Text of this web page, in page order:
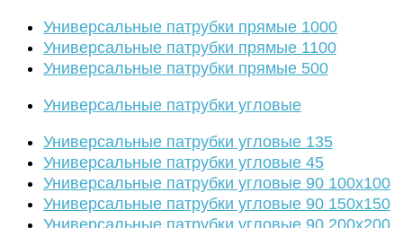
Универсальные патрубки прямые 1000
Универсальные патрубки прямые 1100
Универсальные патрубки прямые 500
Универсальные патрубки угловые
Универсальные патрубки угловые 135
Универсальные патрубки угловые 45
Универсальные патрубки угловые 90 100х100
Универсальные патрубки угловые 90 150х150
Универсальные патрубки угловые 90 200х200